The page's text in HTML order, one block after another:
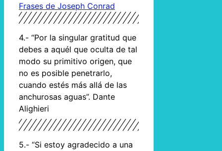
Frases de Joseph Conrad
4.- “Por la singular gratitud que
debes a aquél que oculta de tal
modo su primitivo origen, que
no es posible penetrarlo,
cuando estés más allá de las
anchurosas aguas”. Dante
Alighieri
5.- “Si estoy agradecido a una